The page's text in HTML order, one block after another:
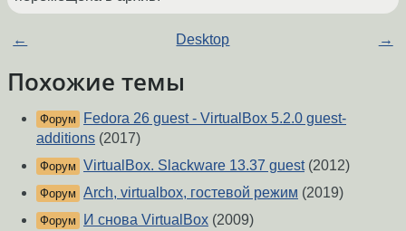
← Desktop →
Похожие темы
Форум
Fedora 26 guest - VirtualBox 5.2.0 guest-
additions (2017)
Форум VirtualBox. Slackware 13.37 guest(2012)
Форум Arch, virtualbox, гостевой режим (2019)
Форум И снова VirtualBox (2009)